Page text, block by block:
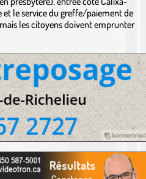
et le service du greffe/paiement de
les citoyens doivent emprunter